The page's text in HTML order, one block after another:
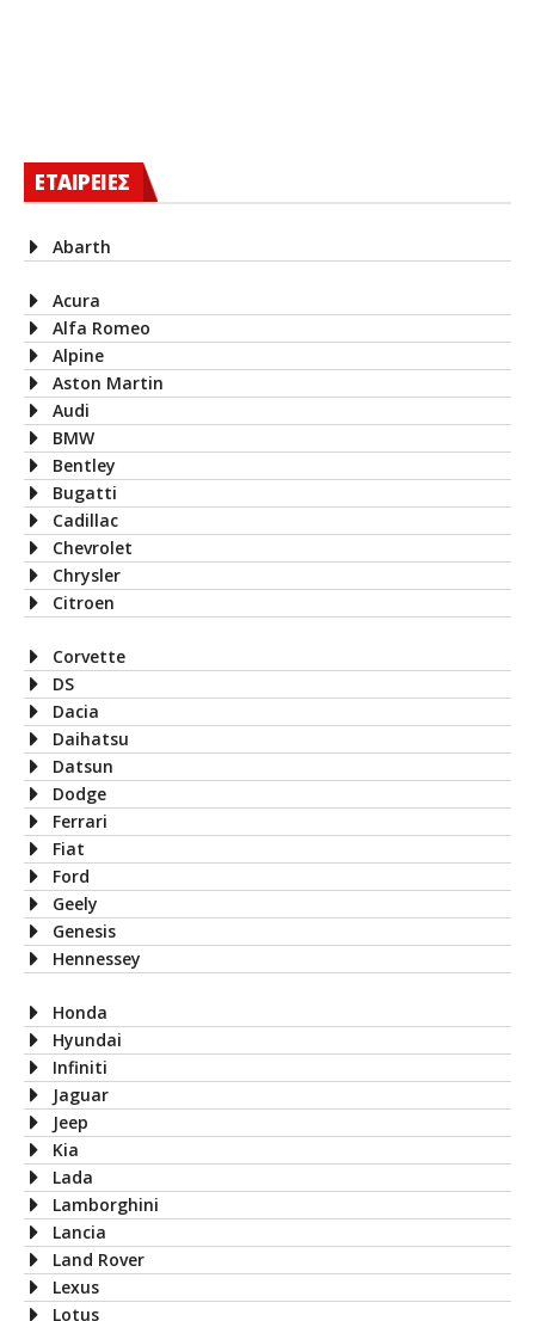
ΕΤΑΙΡΕΙΕΣ
Abarth
Acura
Alfa Romeo
Alpine
Aston Martin
Audi
BMW
Bentley
Bugatti
Cadillac
Chevrolet
Chrysler
Citroen
Corvette
DS
Dacia
Daihatsu
Datsun
Dodge
Ferrari
Fiat
Ford
Geely
Genesis
Hennessey
Honda
Hyundai
Infiniti
Jaguar
Jeep
Kia
Lada
Lamborghini
Lancia
Land Rover
Lexus
Lotus